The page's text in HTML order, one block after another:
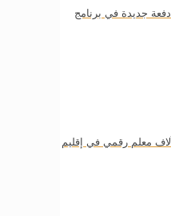
دفعة جديدة في برنامج
الرقمية تطلق مبادرة لتأهيل 10 آلاف معلم رقمي في إقليم